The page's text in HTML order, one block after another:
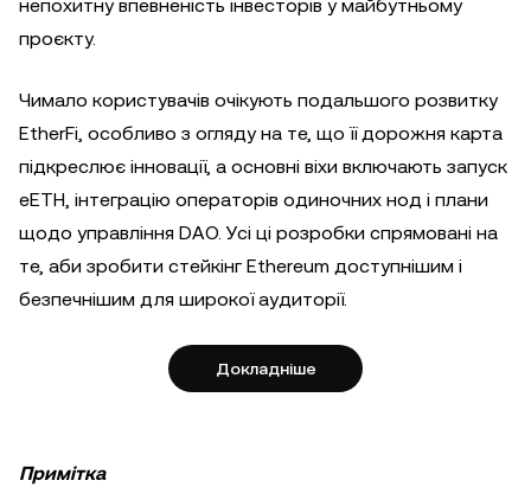
непохитну впевненість інвесторів у майбутньому
проєкту.
Чимало користувачів очікують подальшого розвитку
EtherFi, особливо з огляду на те, що її дорожня карта
підкреслює інновації, а основні віхи включають запуск
eETH, інтеграцію операторів одиночних нод і плани
щодо управління DAO. Усі ці розробки спрямовані на
те, аби зробити стейкінг Ethereum доступнішим і
безпечнішим для широкої аудиторії.
Докладніше
Примітка